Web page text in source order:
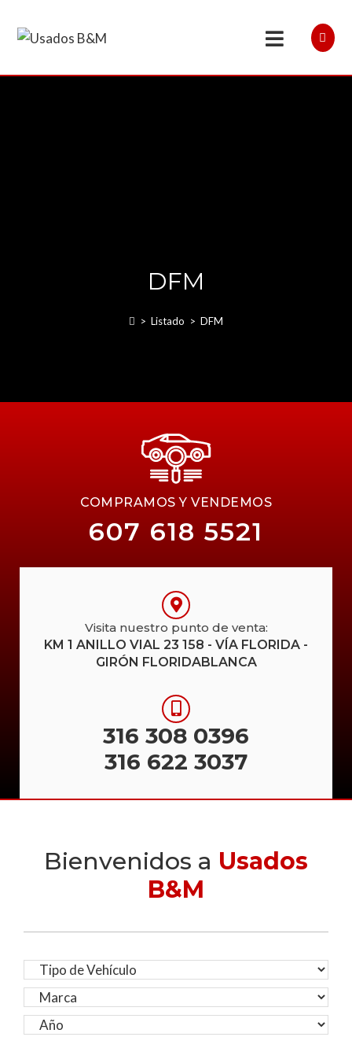
DFM
> Listado > DFM
COMPRAMOS Y VENDEMOS
607 618 5521
Visita nuestro punto de venta:
KM 1 ANILLO VIAL 23 158 - VÍA FLORIDA -
GIRÓN FLORIDABLANCA
316 308 0396
316 622 3037
Bienvenidos a Usados
B&M